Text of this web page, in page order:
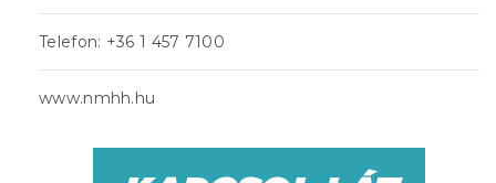
Telefon: +36 1 457 7100
www.nmhh.hu